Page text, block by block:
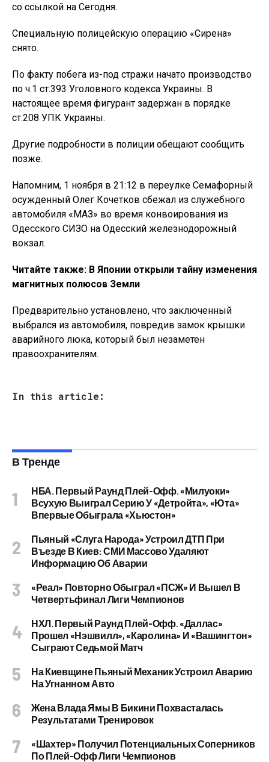
со ссылкой на Сегодня.
Специальную полицейскую операцию «Сирена»
снято.
По факту побега из-под стражи начато производство
по ч.1 ст.393 Уголовного кодекса Украины. В
настоящее время фигурант задержан в порядке
ст.208 УПК Украины.
Другие подробности в полиции обещают сообщить
позже.
Напомним, 1 ноября в 21:12 в переулке Семафорный
осужденный Олег Кочетков сбежал из служебного
автомобиля «МАЗ» во время конвоирования из
Одесского СИЗО на Одесский железнодорожный
вокзал.
Читайте также: В Японии открыли тайну изменения
магнитных полюсов Земли
Предварительно установлено, что заключенный
выбрался из автомобиля, повредив замок крышки
аварийного люка, который был незаметен
правоохранителям.
In this article:
В Тренде
НБА. Первый Раунд Плей-Офф. «Милуоки»
Всухую Выиграл Серию У «Детройта», «Юта»
Впервые Обыграла «Хьюстон»
Пьяный «слуга Народа» Устроил ДТП При
Въезде В Киев: СМИ Массово Удаляют
Информацию Об Аварии
«Реал» Повторно Обыграл «ПСЖ» И Вышел В
Четвертьфинал Лиги Чемпионов
НХЛ. Первый Раунд Плей-Офф. «Даллас»
Прошел «Нэшвилл», «Каролина» И «Вашингтон»
Сыграют Седьмой Матч
На Киевщине Пьяный Механик Устроил Аварию
На Угнанном Авто
Жена Влада Ямы В Бикини Похвасталась
Результатами Тренировок
«Шахтер» Получил Потенциальных Соперников
По Плей-Офф Лиги Чемпионов